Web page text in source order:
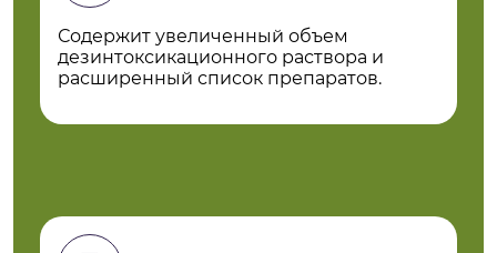
Содержит увеличенный объем
дезинтоксикационного раствора и
расширенный список препаратов.